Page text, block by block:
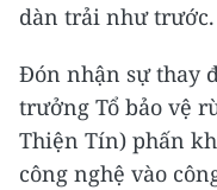
dàn trải như trước.
Đón nhận sự thay
trưởng Tổ bảo vệ
Thiện Tín) phấn
công nghệ vào